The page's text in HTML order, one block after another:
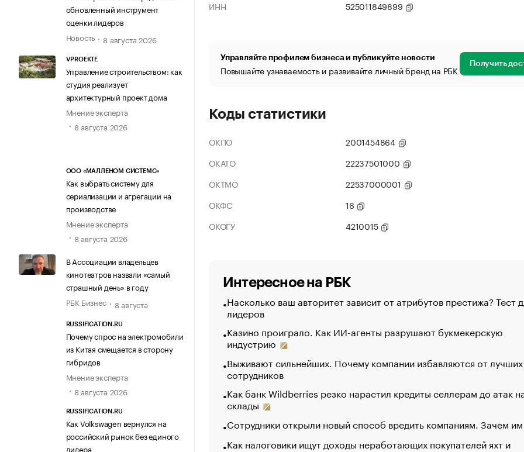
обновленный инструмент
оценки лидеров
Новость
8 августа 2026
VPROEKTE
Управление строительством: как
студия реализует
архитектурный проект дома
Мнение эксперта
8 августа 2026
ООО «МАЛЛЕНОМ СИСТЕМС»
Как выбрать систему для
сериализации и агрегации на
производстве
Мнение эксперта
8 августа 2026
В Ассоциации владельцев
кинотеатров назвали «самый
страшный день» в году
РБК Бизнес
8 августа
RUSSIFICATION.RU
Почему спрос на электромобили
из Китая смещается в сторону
гибридов
Мнение эксперта
8 августа 2026
RUSSIFICATION.RU
Как Volkswagen вернулся на
российский рынок без единого
дилера
ИНН
525011849899
Управляйте профилем бизнеса и публикуйте новости
Повышайте узнаваемость и развивайте личный бренд на РБК Получить
Коды статистики
ОКПО
2001454864
ОКАТО
22237501000
ОКТМО
22537000001
ОКФС
16
ОКОГУ
4210015
Интересное на РБК
Насколько ваш авторитет зависит от атрибутов престижа? Тест
лидеров
Казино проиграло. Как ИИ-агенты разрушают букмекерскую
индустрию
Выживают сильнейших. Почему компании избавляются от лучших
сотрудников
Как банк Wildberries резко нарастил кредиты селлерам до атак
склады
Сотрудники открыли новый способ вредить компаниям. Зачем
Как налоговики ищут доходы неработающих покупателей яхт и